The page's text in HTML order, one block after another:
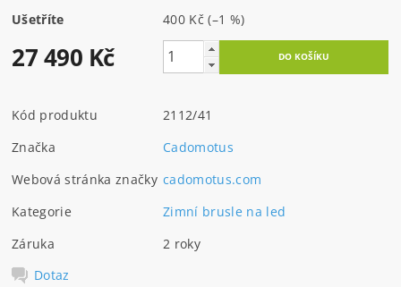
Ušetříte 400 Kč(–1 %)
27 490 Kč
Kód produktu
2112/41
Značka
Cadomotus
Webová stránka značky cadomotus.com
Kategorie
Zimní brusle na led
Záruka
2 roky
Dotaz